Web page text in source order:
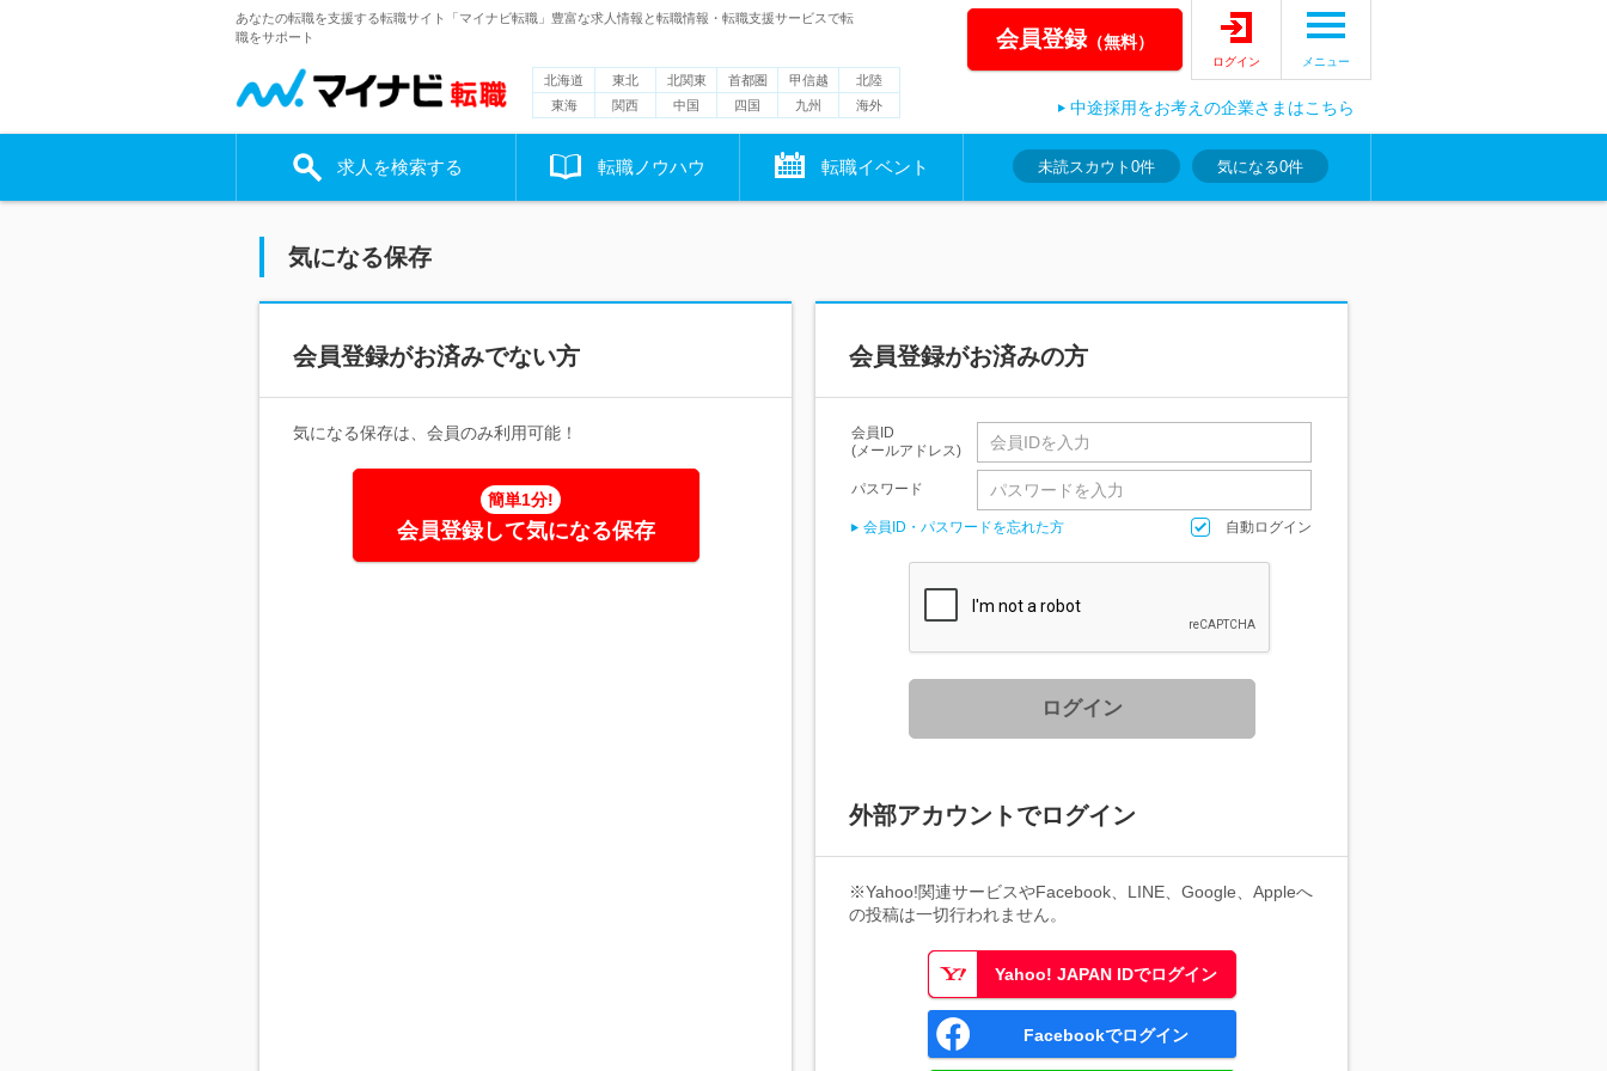
あなたの転職を支援する転職サイト「マイナビ転職」豊富な求人情報と転職情報・転職支援サービスで転
職をサポート
北海道 東北 北関東 首都圏 甲信越
北陸
東海
関西 中国 四国 九州 海外
会員登録（無料）
ログイン メニュー
中途採用をお考えの企業さまはこちら
求人を検索する 転職ノウハウ 転職イベント 未読スカウト 0件 気になる0件
気になる保存
会員登録がお済みでない方
気になる保存は、会員のみ利用可能！
簡単1分!
会員登録して気になる保存
会員登録がお済みの方
会員ID
(メールアドレス)
パスワード
会員ID・パスワードを忘れた方 自動ログイン
ログイン
外部アカウントでログイン
※Yahoo!関連サービスやFacebook、LINE、Google、Appleへ
の投稿は一切行われません。
Yahoo! JAPAN IDでログイン
Facebookでログイン